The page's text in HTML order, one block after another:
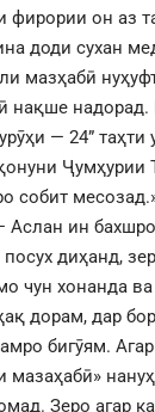
фирории он аз
доди сухан
мазҳабӣ
нақше надорад.
— 24” таҳти
Ҷумҳурии
собит
Аслан ин
диҳанд,
чун хонанда
дорам, дар
бигӯям.
мазаҳабӣ»
Зеро агар